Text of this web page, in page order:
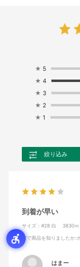
★ 5
★ 4
★ 3
★ 2
★ 1
絞り込み
到着が早い
サイズ：#28 白 3830ｍ
何で商品を知りましたか:
はまー